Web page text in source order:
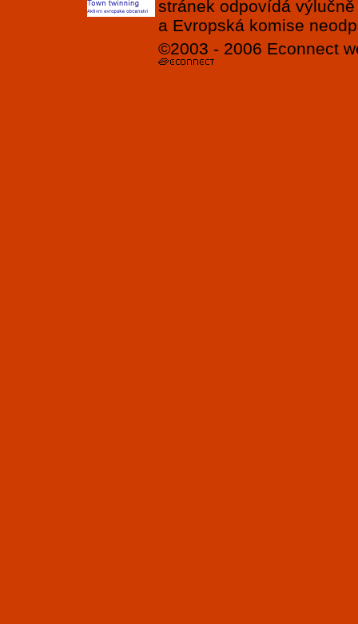
stránek odpovídá
a Evropská komise
©2003 - 2006 Econnect